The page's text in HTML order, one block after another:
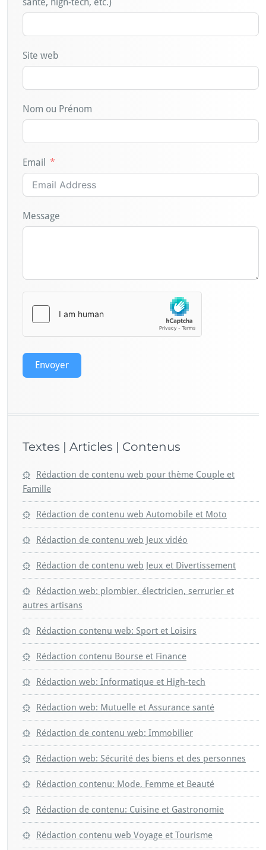
Site web
Nom ou Prénom
Email
Message
Envoyer
Textes | Articles | Contenus
Rédaction de contenu web pour thème Couple et
Famille
Rédaction de contenu web Automobile et Moto
Rédaction de contenu web Jeux vidéo
Rédaction de contenu web Jeux et Divertissement
Rédaction web: plombier, électricien, serrurier et
autres artisans
Rédaction contenu web: Sport et Loisirs
Rédaction contenu Bourse et Finance
Rédaction web: Informatique et High-tech
Rédaction web: Mutuelle et Assurance santé
Rédaction de contenu web: Immobilier
Rédaction web: Sécurité des biens et des personnes
Rédaction contenu: Mode, Femme et Beauté
Rédaction de contenu: Cuisine et Gastronomie
Rédaction contenu web Voyage et Tourisme